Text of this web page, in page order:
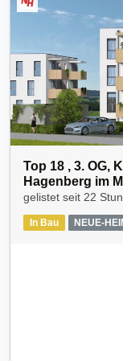
Top 18 , 3. OG,
Hagenberg im
gelistet seit 22
In Bau NEUE-